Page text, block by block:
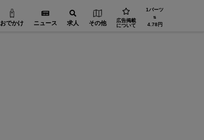
おでかけ ニュース 求人 その他
広告掲載
について
1バーツ
⇅
4.78円